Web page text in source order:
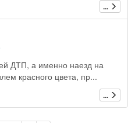
...
ДТП, а именно наезд на
красного цвета, пр...
...